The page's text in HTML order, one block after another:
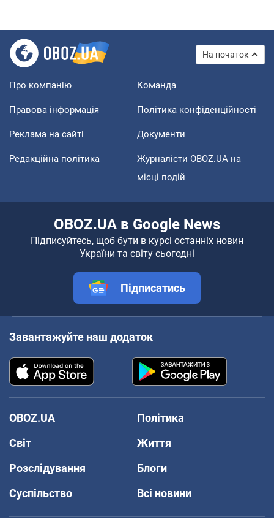
На початок
Про компанію Команда
Правова інформація Політика конфіденційності
Реклама на сайті Документи
Редакційна політика
Журналісти OBOZ.UA на
місці подій
OBOZ.UA в Google News
Підписуйтесь, щоб бути в курсі останніх новин
України та світу сьогодні
Підписатись
Завантажуйте наш додаток
OBOZ.UA
Політика
Світ
Життя
Розслідування
Блоги
Суспільство
Всі новини